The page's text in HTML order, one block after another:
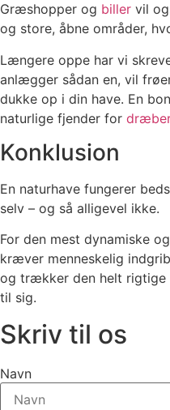
Græshopper og biller vil
og store, åbne områder,
Længere oppe har vi
anlægger sådan en, vil
dukke op i din have. En
naturlige fjender for
Konklusion
En naturhave fungerer
selv – og så alligevel ikke.
For den mest dynamiske
kræver menneskelig
og trækker den helt rigtige
til sig.
Skriv til os
Navn